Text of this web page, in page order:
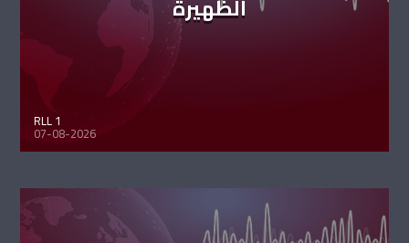
الظهيرة
RLL 1
07-08-2026